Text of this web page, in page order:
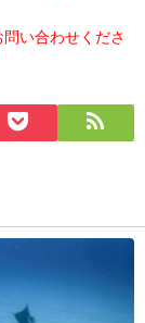
い合わせくださ